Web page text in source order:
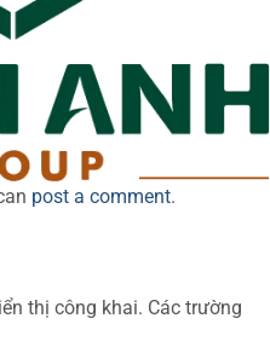
post a comment.
thị công khai. Các trường